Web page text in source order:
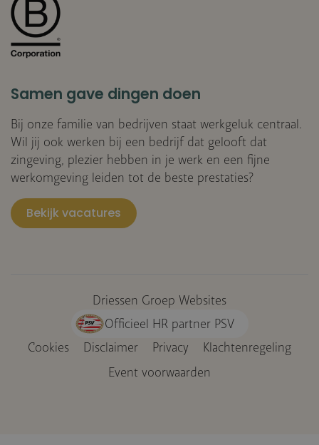
Samen gave dingen doen
Bij onze familie van bedrijven staat werkgeluk centraal.
Wil jij ook werken bij een bedrijf dat gelooft dat
zingeving, plezier hebben in je werk en een fijne
werkomgeving leiden tot de beste prestaties?
Bekijk vacatures
Driessen Groep Websites
Officieel HR partner PSV
Cookies Disclaimer Privacy
Klachtenregeling
Event voorwaarden